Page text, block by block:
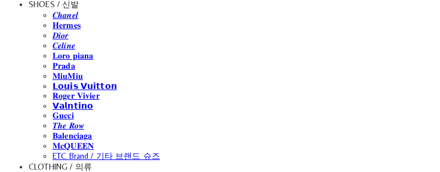
SHOES / 신발
𝑪𝒉𝒂𝒏𝒆𝒍
𝐇𝐞𝐫𝐦𝐞𝐬
𝑫𝒊𝒐𝒓
𝑪𝒆𝒍𝒊𝒏𝒆
𝐋𝐨𝐫𝐨 𝐩𝐢𝐚𝐧𝐚
𝐏𝐫𝐚𝐝𝐚
𝐌𝐢𝐮𝐌𝐢𝐮
𝗟𝗼𝘂𝗶𝘀 𝗩𝘂𝗶𝘁𝘁𝗼𝗻
𝐑𝐨𝐠𝐞𝐫 𝐕𝐢𝐯𝐢𝐞𝐫
𝗩𝗮𝗹𝗻𝘁𝗶𝗻𝗼
𝐆𝐮𝐜𝐜𝐢
𝑻𝒉𝒆 𝑹𝒐𝒘
𝐁𝐚𝐥𝐞𝐧𝐜𝐢𝐚𝐠𝐚
𝐌𝐜𝐐𝐔𝐄𝐄𝐍
ETC Brand / 기타 브랜드 슈즈
CLOTHING / 의류